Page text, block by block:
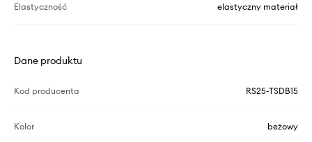
Elastyczność elastyczny materiał
Dane produktu
Kod producenta RS25-TSDB15
Kolor beżowy